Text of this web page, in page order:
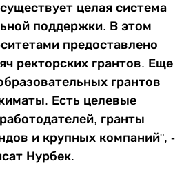
целая система
поддержки. В этом
предоставлено
ректорских грантов. Еще
грантов
Есть целевые
гранты
и крупных компаний", -
Нурбек.